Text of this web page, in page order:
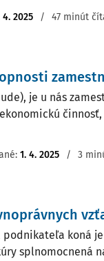
4. 2025 / 47 minút
je u nás
1. 4. 2025 / 3
koná
splnomocnená